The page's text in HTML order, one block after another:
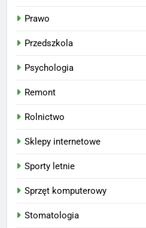
Prawo
Przedszkola
Psychologia
Remont
Rolnictwo
Sklepy internetowe
Sporty letnie
Sprzęt komputerowy
Stomatologia